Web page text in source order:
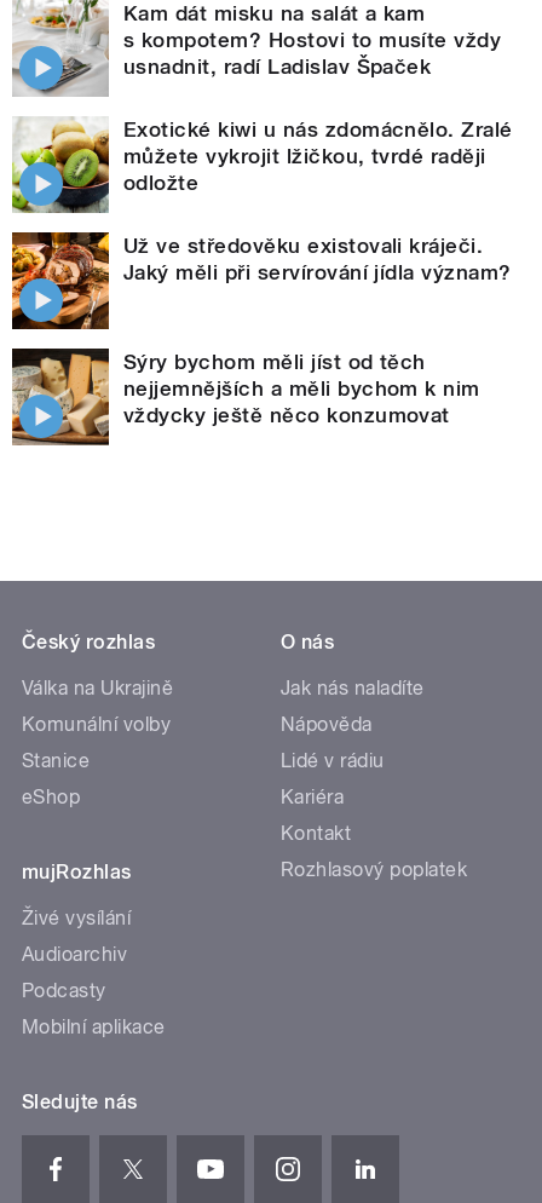
Kam dát misku na salát a kam
s kompotem? Hostovi to musíte vždy
usnadnit, radí Ladislav Špaček
Exotické kiwi u nás zdomácnělo. Zralé
můžete vykrojit lžičkou, tvrdé raději
odložte
Už ve středověku existovali kráječi.
Jaký měli při servírování jídla význam?
Sýry bychom měli jíst od těch
nejjemnějších a měli bychom k nim
vždycky ještě něco konzumovat
Český rozhlas
Válka na Ukrajině
Komunální volby
Stanice
eShop
mujRozhlas
Živé vysílání
Audioarchiv
Podcasty
Mobilní aplikace
O nás
Jak nás naladíte
Nápověda
Lidé v rádiu
Kariéra
Kontakt
Rozhlasový poplatek
Sledujte nás